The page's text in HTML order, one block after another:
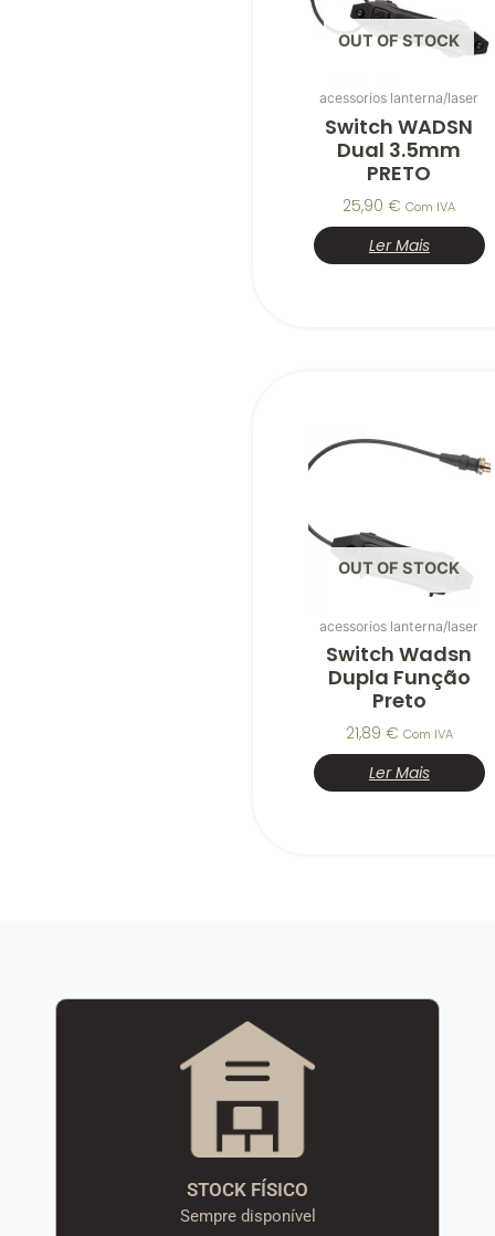
OUT OF STOCK
acessorios lanterna/laser
Switch WADSN
Dual 3.5mm
PRETO
25,90€ Com IVA
Ler Mais
OUT OF STOCK
acessorios lanterna/laser
Switch Wadsn
Dupla Função
Preto
21,89 € Com IVA
Ler Mais
STOCK FÍSICO
Sempre disponível